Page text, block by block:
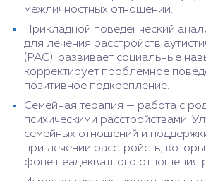
межличностных отношений.
Прикладной поведенческий
для лечения расстройств
(РАС), развивает социальные
корректирует проблемное
позитивное подкрепление.
Семейная терапия — работа с
психическими расстройствами.
семейных отношений и
при лечении расстройств,
фоне неадекватного отношения